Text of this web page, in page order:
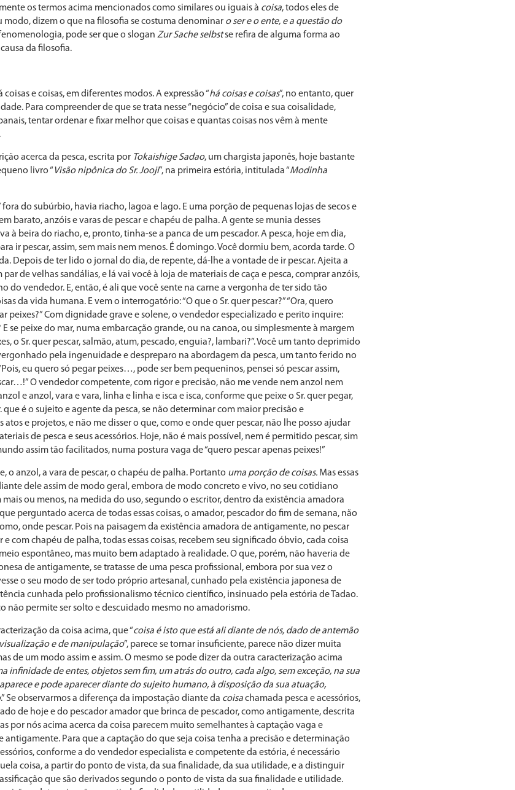
os termos acima mencionados como similares ou iguais à coisa, todos eles de
modo, dizem o que na filosofia se costuma denominar o ser e o ente, e a questão do
pode ser que o slogan Zur Sache selbstse refira de alguma forma ao
da filosofia.
e coisas, em diferentes modos. A expressão “há coisas e coisas”, no entanto, quer
Para compreender de que se trata nesse “negócio” de coisa e sua coisalidade,
tentar ordenar e fixar melhor que coisas e quantas coisas nos vêm à mente
acerca da pesca, escrita por Tokaishige Sadao, um chargista japonês, hoje bastante
livro “Visão nipônica do Sr. Jooji”, na primeira estória, intitulada “Modinha
do subúrbio, havia riacho, lagoa e lago. E uma porção de pequenas lojas de secos e
barato, anzóis e varas de pescar e chapéu de palha. A gente se munia desses
à beira do riacho, e, pronto, tinha-se a panca de um pescador. A pesca, hoje em dia,
ir pescar, assim, sem mais nem menos. É domingo. Você dormiu bem, acorda tarde. O
Depois de ter lido o jornal do dia, de repente, dá-lhe a vontade de ir pescar. Ajeita a
de velhas sandálias, e lá vai você à loja de materiais de caça e pesca, comprar anzóis,
do vendedor. E, então, é ali que você sente na carne a vergonha de ter sido tão
da vida humana. E vem o interrogatório: “O que o Sr. quer pescar?” “Ora, quero
peixes?” Com dignidade grave e solene, o vendedor especializado e perito inquire:
E se peixe do mar, numa embarcação grande, ou na canoa, ou simplesmente à margem
o Sr. quer pescar, salmão, atum, pescado, enguia?, lambari?”. Você um tanto deprimido
pela ingenuidade e despreparo na abordagem da pesca, um tanto ferido no
eu quero só pegar peixes…, pode ser bem pequeninos, pensei só pescar assim,
O vendedor competente, com rigor e precisão, não me vende nem anzol nem
e anzol, vara e vara, linha e linha e isca e isca, conforme que peixe o Sr. quer pegar,
que é o sujeito e agente da pesca, se não determinar com maior precisão e
atos e projetos, e não me disser o que, como e onde quer pescar, não lhe posso ajudar
de pesca e seus acessórios. Hoje, não é mais possível, nem é permitido pescar, sim
assim tão facilitados, numa postura vaga de “quero pescar apenas peixes!”
o anzol, a vara de pescar, o chapéu de palha. Portanto uma porção de coisas. Mas essas
dele assim de modo geral, embora de modo concreto e vivo, no seu cotidiano
ou menos, na medida do uso, segundo o escritor, dentro da existência amadora
perguntado acerca de todas essas coisas, o amador, pescador do fim de semana, não
onde pescar. Pois na paisagem da existência amadora de antigamente, no pescar
e com chapéu de palha, todas essas coisas, recebem seu significado óbvio, cada coisa
espontâneo, mas muito bem adaptado à realidade. O que, porém, não haveria de
de antigamente, se tratasse de uma pesca profissional, embora por sua vez o
o seu modo de ser todo próprio artesanal, cunhado pela existência japonesa de
cunhada pelo profissionalismo técnico científico, insinuado pela estória de Tadao.
não permite ser solto e descuidado mesmo no amadorismo.
da coisa acima, que “coisa é isto que está ali diante de nós, dado de antemão
e de manipulação”, parece se tornar insuficiente, parece não dizer muita
de um modo assim e assim. O mesmo se pode dizer da outra caracterização acima
infinidade de entes, objetos sem fim, um atrás do outro, cada algo, sem exceção, na sua
e pode aparecer diante do sujeito humano, à disposição da sua atuação,
.” Se observarmos a diferença da impostação diante da coisachamada pesca e acessórios,
de hoje e do pescador amador que brinca de pescador, como antigamente, descrita
por nós acima acerca da coisa parecem muito semelhantes à captação vaga e
Para que a captação do que seja coisa tenha a precisão e determinação
conforme a do vendedor especialista e competente da estória, é necessário
coisa, a partir do ponto de vista, da sua finalidade, da sua utilidade, e a distinguir
que são derivados segundo o ponto de vista da sua finalidade e utilidade.